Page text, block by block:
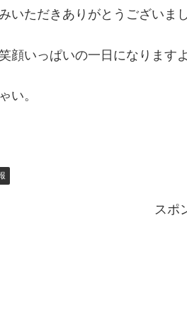
いただきありがとうございまし
顔いっぱいの一日になります
い。
スポ